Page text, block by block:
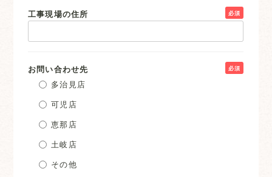
工事現場の住所 必須
お問い合わせ先 必須
多治見店
可児店
恵那店
土岐店
その他